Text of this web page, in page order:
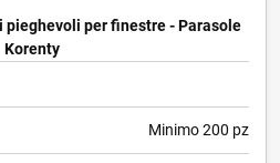
pieghevoli per finestre - Parasole
Korenty
Minimo 200 pz